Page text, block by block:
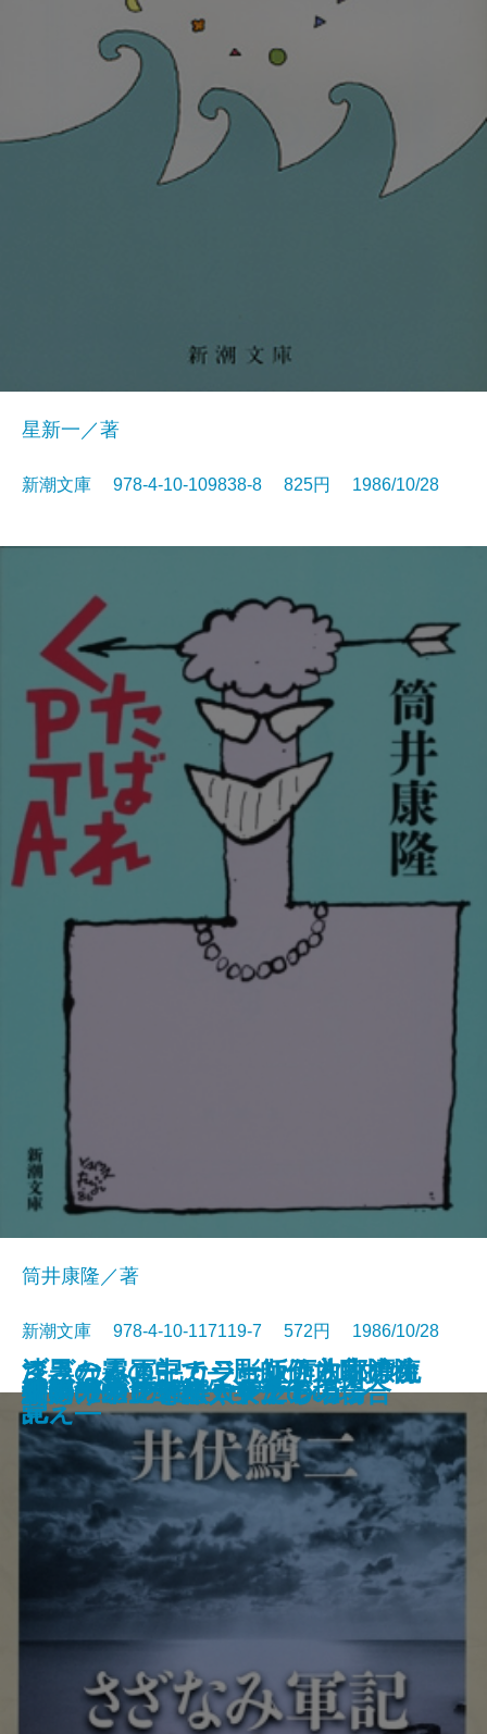
霜の朝
ヨギ ガンジーの妖術
ブラームス―カラー版作曲家の生
涯―
象工場のハッピーエンド
破獄
落日燃ゆ
カシスの舞い
美酒一代―鳥井信治郎伝―
どこかの事件
星新一／著
新潮文庫 978-4-10-109838-8 825円 1986/10/28
くたばれPTA
筒井康隆／著
新潮文庫 978-4-10-117119-7 572円 1986/10/28
さざなみ軍記・ジョン万次郎漂流
記
漆黒の霧の中で―彫師伊之助捕物
覚え―
夜明けの辻
アシモフの雑学コレクション
侍
女の一生 一部・キクの場合
女の一生 二部・サチ子の場合
細川ガラシャ夫人〔上〕
細川ガラシャ夫人〔下〕
「雨の木」を聴く女たち